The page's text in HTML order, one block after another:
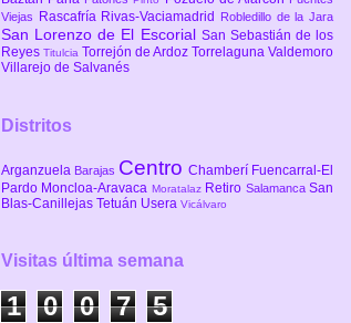
Viejas
Rascafría Rivas-Vaciamadrid Robledillo de la Jara
San Lorenzo de El Escorial San Sebastián de los
Reyes Titulcia Torrejón de Ardoz Torrelaguna Valdemoro
Villarejo de Salvanés
Distritos
Arganzuela Barajas Centro Chamberí Fuencarral-El
Pardo Moncloa-Aravaca Moratalaz Retiro SalamancaSan
Blas-Canillejas Tetuán Usera Vicálvaro
Visitas última semana
1 0 0 7 5